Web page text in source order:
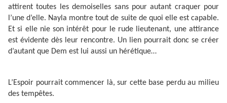
attirent toutes les demoiselles sans pour autant craquer pour
l’une d’elle. Nayla montre tout de suite de quoi elle est capable.
Et si elle nie son intérêt pour le rude lieutenant, une attirance
est évidente dès leur rencontre. Un lien pourrait donc se créer
d’autant que Dem est lui aussi un hérétique…
L’Espoir pourrait commencer là, sur cette base perdu au milieu
des tempêtes.